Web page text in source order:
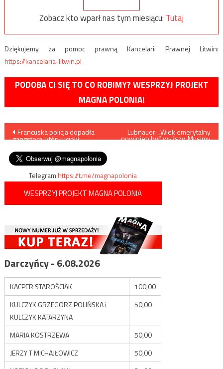
Zobacz kto wparł nas tym miesiącu: Tutaj
Dziękujemy za pomoc prawną Kancelarii Prawnej Litwin:
https://kancelaria-litwin.pl
PODOBA CI SIĘ TO CO ROBIMY? WESPRZYJ PROJEKT
MAGNA POLONIA!
Nawigacja
wpisu
Francuska policja dopadła
gangstera, który uciekł
Lubnauer: „Wiek emerytalny
powinien być wyższy. Musimy
Telegramhttps://t.me/magnapolonia
WESPRZYJ PROJEKT MAGNA POLONIA
Darczyńcy - 6.08.2026
KACPER STAROŚCIAK
100,00
KULCZYK GRZEGORZ POLIŃSKA i
KULCZYK KATARZYNA
50,00
MARIA KOSTRZEWA
50,00
JERZY T MICHAJŁOWICZ
50,00